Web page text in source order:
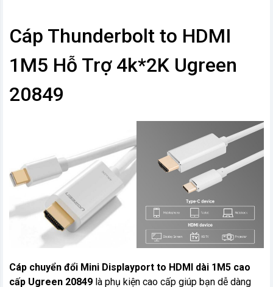
Cáp Thunderbolt to HDMI
1M5 Hỗ Trợ 4k*2K Ugreen
20849
Cáp chuyển đổi Mini Displayport to HDMI dài 1M5 cao
cấp Ugreen 20849 là phụ kiện cao cấp giúp bạn dễ dàng